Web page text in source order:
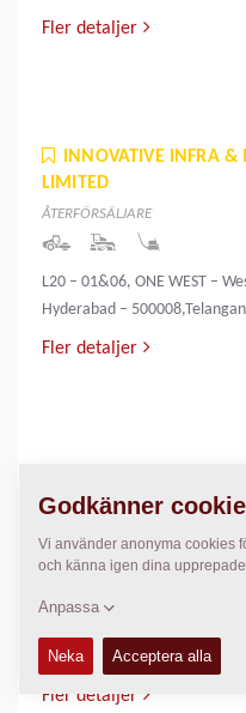
Fler detaljer
INNOVATIVE INFRA
LIMITED
ÅTERFÖRSÄLJARE
L20 – 01&06, ONE WEST –
Hyderabad –
Fler detaljer
INNOVATIVE INFRA &
ÅTERFÖRSÄLJARE
Fler detaljer